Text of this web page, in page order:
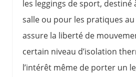
les leggings de sport, destiné
salle ou pour les pratiques
assure la liberté de
certain niveau d’isolation
l’intérêt même de porter un